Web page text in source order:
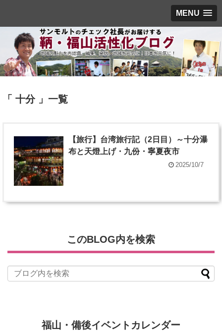
MENU
「 十分 」一覧
【旅行】台湾旅行記（2日目）～十分瀑
布と天燈上げ・九份・寧夏夜市
2025/10/7
このBLOG内を検索
福山・備後イベントカレンダー